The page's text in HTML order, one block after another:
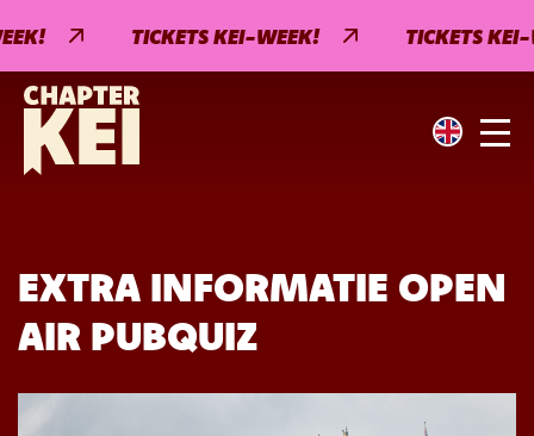
TICKETS KEI-WEEK! TICKETS KEI-
EXTRA INFORMATIE OPEN
AIR PUBQUIZ